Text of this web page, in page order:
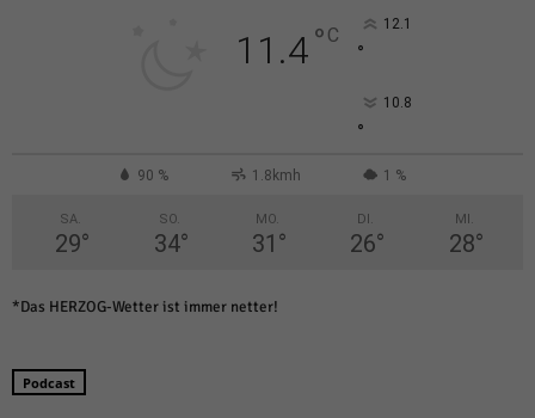
11.4° C 12.1
°
10.8
°
90 % 1.8kmh 1 %
SA.
29°
SO.
34°
MO.
31 °
DI.
26°
MI.
28°
*Das HERZOG-Wetter ist immer netter!
Podcast